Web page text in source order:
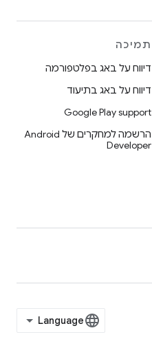
תמיכה
דיווח על באג בפלטפורמה
דיווח על באג בתיעוד
Google Play support
הרשמה למחקרים של Android
Developer